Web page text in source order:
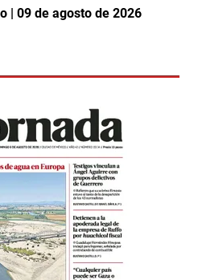
| 09 de agosto de 2026